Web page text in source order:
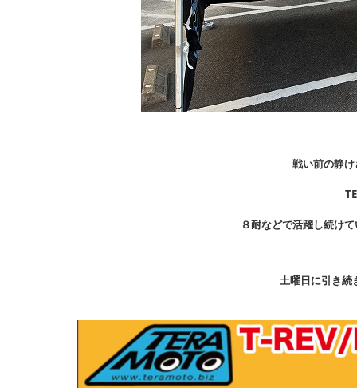
戦い前の静
８耐などで活躍し続け
土曜日に引き続